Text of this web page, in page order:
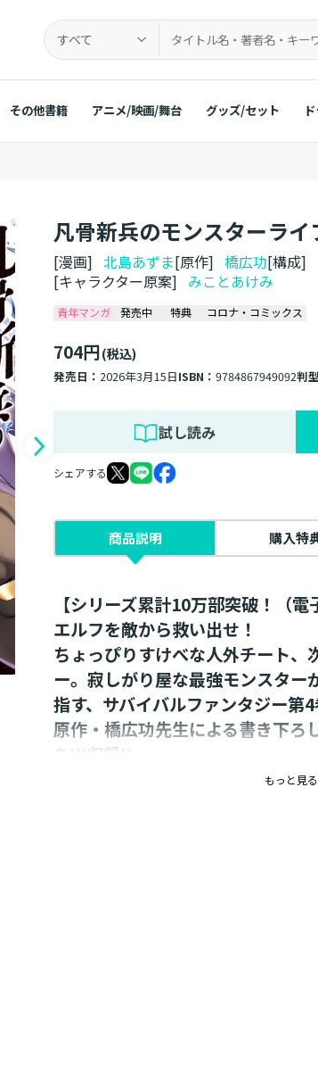
すべて
その他書籍 アニメ/映画/舞台 グッズ/セット
凡骨新兵のモンスターライ
[漫画]北島あずま[原作]橋広功[構成]
[キャラクター原案] みことあけみ
青年マンガ 発売中 特典 コロナ・コミックス
704円(税込)
発売日：2026年3月15日ISBN：9784867949092判
試し読み
シェアする
商品説明 購入特
【シリーズ累計10万部突破！（電
エルフを敵から救い出せ！
ちょっぴりすけべな人外チート、
ー。寂しがり屋な最強モンスター
指す、サバイバルファンタジー第4
原作・橋広功先生による書き下ろ
をW収録!!
ディエラと交渉し、魔物討伐に協力する
もっと見る